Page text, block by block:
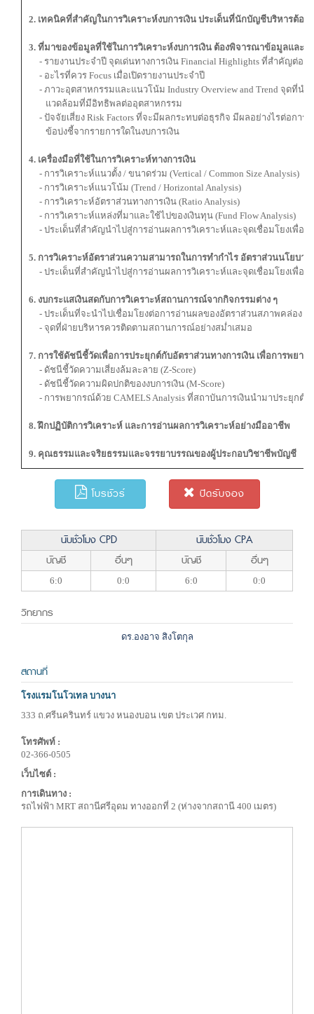
2. เทคนิคที่สำคัญในการวิเคราะห์งบการเงิน ประเด็นที่นักบัญชีบริหารต้อง
3. ที่มาของข้อมูลที่ใช้ในการวิเคราะห์งบการเงิน ต้องพิจารณาข้อมูลและรา
- รายงานประจำปี จุดเด่นทางการเงิน Financial Highlights ที่สำคัญต่อก
- อะไรที่ควร Focus เมื่อเปิดรายงานประจำปี
- ภาวะอุตสาหกรรมและแนวโน้ม Industry Overview and Trend จุดที่น
แวดล้อมที่มีอิทธิพลต่ออุตสาหกรรม
- ปัจจัยเสี่ยง Risk Factors ที่จะมีผลกระทบต่อธุรกิจ มีผลอย่างไรต่อกา
ข้อบ่งชี้จากรายการใดในงบการเงิน
4. เครื่องมือที่ใช้ในการวิเคราะห์ทางการเงิน
- การวิเคราะห์แนวตั้ง / ขนาดร่วม (Vertical / Common Size Analysis)
- การวิเคราะห์แนวโน้ม (Trend / Horizontal Analysis)
- การวิเคราะห์อัตราส่วนทางการเงิน (Ratio Analysis)
- การวิเคราะห์แหล่งที่มาและใช้ไปของเงินทุน (Fund Flow Analysis)
- ประเด็นที่สำคัญนำไปสู่การอ่านผลการวิเคราะห์และจุดเชื่อมโยงเพื่อน
5. การวิเคราะห์อัตราส่วนความสามารถในการทำกำไร อัตราส่วนนโยบาย
- ประเด็นที่สำคัญนำไปสู่การอ่านผลการวิเคราะห์และจุดเชื่อมโยงเพื่อน
6. งบกระแสเงินสดกับการวิเคราะห์สถานการณ์จากกิจกรรมต่าง ๆ
- ประเด็นที่จะนำไปเชื่อมโยงต่อการอ่านผลของอัตราส่วนสภาพคล่อง
- จุดที่ฝ่ายบริหารควรติดตามสถานการณ์อย่างสม่ำเสมอ
7. การใช้ดัชนีชี้วัดเพื่อการประยุกต์กับอัตราส่วนทางการเงิน เพื่อการพยาก
- ดัชนีชี้วัดความเสี่ยงล้มละลาย (Z-Score)
- ดัชนีชี้วัดความผิดปกติของงบการเงิน (M-Score)
- การพยากรณ์ด้วย CAMELS Analysis ที่สถาบันการเงินนำมาประยุกต์ใ
8. ฝึกปฏิบัติการวิเคราะห์ และการอ่านผลการวิเคราะห์อย่างมืออาชีพ
9. คุณธรรมและจริยธรรมและจรรยาบรรณของผู้ประกอบวิชาชีพบัญชี
โบรชัวร์ ปิดรับจอง
นับชั่วโมง CPD
นับชั่วโมง CPA
บัญชี
อื่นๆ บัญชี อื่นๆ
6:0 0:0 6:0 0:0
วิทยากร
ดร.องอาจ สิงโตกุล
สถานที่
โรงแรมโนโวเทล บางนา
333 ถ.ศรีนครินทร์ แขวง หนองบอน เขต ประเวศ กทม.
โทรศัพท์ :
02-366-0505
เว็บไซต์ :
การเดินทาง :
รถไฟฟ้า MRT สถานีศรีอุดม ทางออกที่ 2 (ห่างจากสถานี 400 เมตร)